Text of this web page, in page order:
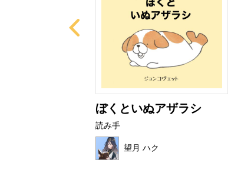
ぼくといぬアザラシ
読み手
望月 ハク